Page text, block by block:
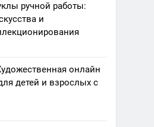
ручной работы:
и
онлайн
детей и взрослых с